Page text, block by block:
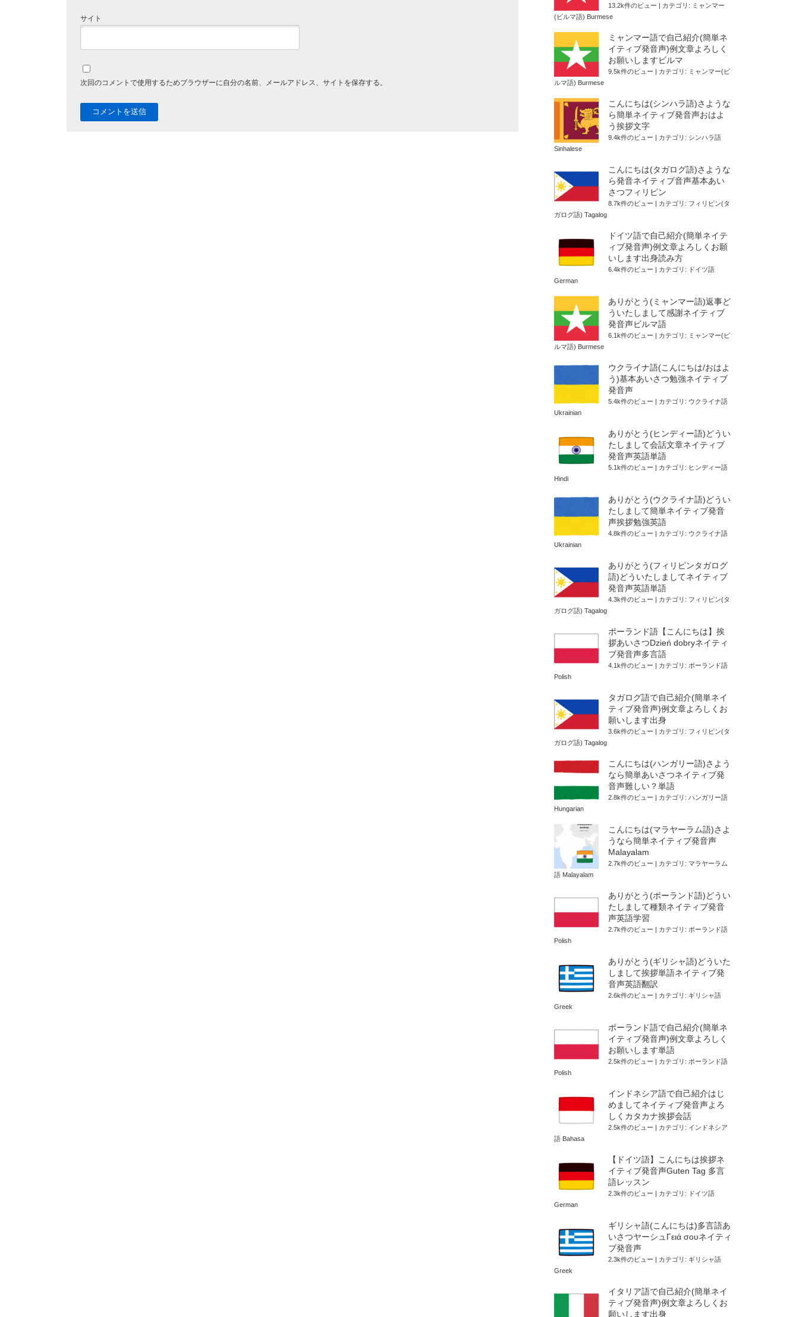
サイト
次回のコメントで使用するためブラウザーに自分の名前、メールアドレス、サイトを保存する。
13.2k件のビュー カテゴリ: ミャンマー
(ビルマ語) Burmese
ミャンマー語で自己紹介(簡単ネ
イティブ発音声)例文章よろしく
お願いしますビルマ
9.5k件のビュー カテゴリ: ミャンマー(ビ
ルマ語) Burmese
こんにちは(シンハラ語)さような
ら簡単ネイティブ発音声おはよ
う挨拶文字
9.4k件のビュー カテゴリ: シンハラ語
Sinhalese
こんにちは(タガログ語)さような
ら発音ネイティブ音声基本あい
さつフィリピン
8.7k件のビュー カテゴリ: フィリピン(タ
ガログ語) Tagalog
ドイツ語で自己紹介(簡単ネイテ
ィブ発音声)例文章よろしくお願
いします出身読み方
6.4k件のビュー カテゴリ:
ドイツ語
German
ありがとう(ミャンマー語)返事ど
ういたしまして感謝ネイティブ
発音声ビルマ語
6.1k件のビュー カテゴリ: ミャンマー(ビ
ルマ語) Burmese
ウクライナ語(こんにちは/おはよ
う)基本あいさつ勉強ネイティブ
発音声
5.4k件のビュー カテゴリ: ウクライナ語
Ukrainian
ありがとう(ヒンディー語)どうい
たしまして会話文章ネイティブ
発音声英語単語
5.1k件のビュー カテゴリ: ヒンディー語
Hindi
ありがとう(ウクライナ語)どうい
たしまして簡単ネイティブ発音
声挨拶勉強英語
4.8k件のビュー カテゴリ: ウクライナ語
Ukrainian
ありがとう(フィリピンタガログ
語)どういたしましてネイティブ
発音声英語単語
4.3k件のビュー カテゴリ: フィリピン(タ
ガログ語) Tagalog
ポーランド語【こんにちは】挨
拶あいさつDzień dobryネイティ
ブ発音声多言語
4.1k件のビュー カテゴリ: ポーランド語
Polish
タガログ語で自己紹介(簡単ネイ
ティブ発音声)例文章よろしくお
願いします出身
3.6k件のビュー カテゴリ: フィリピン(タ
ガログ語) Tagalog
こんにちは(ハンガリー語)さよう
なら簡単あいさつネイティブ発
音声難しい？単語
2.8k件のビュー カテゴリ: ハンガリー語
Hungarian
こんにちは(マラヤーラム語)さよ
うなら簡単ネイティブ発音声
Malayalam
2.7k件のビュー カテゴリ: マラヤーラム
語 Malayalam
ありがとう(ポーランド語)どうい
たしまして種類ネイティブ発音
声英語学習
2.7k件のビュー カテゴリ: ポーランド語
Polish
ありがとう(ギリシャ語)どういた
しまして挨拶単語ネイティブ発
音声英語翻訳
2.6k件のビュー カテゴリ: ギリシャ語
Greek
ポーランド語で自己紹介(簡単ネ
イティブ発音声)例文章よろしく
お願いします単語
2.5k件のビュー カテゴリ: ポーランド語
Polish
インドネシア語で自己紹介はじ
めましてネイティブ発音声よろ
しくカタカナ挨拶会話
2.5k件のビュー カテゴリ: インドネシア
語 Bahasa
【ドイツ語】こんにちは挨拶ネ
イティブ発音声Guten Tag 多言
語レッスン
2.3k件のビュー カテゴリ:
ドイツ語
German
ギリシャ語(こんにちは)多言語あ
いさつヤーシュΓειά σουネイティ
ブ発音声
2.3k件のビュー カテゴリ: ギリシャ語
Greek
イタリア語で自己紹介(簡単ネイ
ティブ発音声)例文章よろしくお
願いします出身